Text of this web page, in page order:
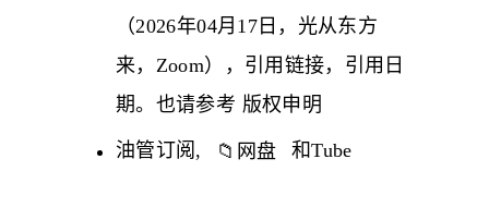
（2026年04月17日，光从东方
来，Zoom），引用链接，引用日
期。也请参考 版权申明
油管订阅 , 📁 网盘 和Tube